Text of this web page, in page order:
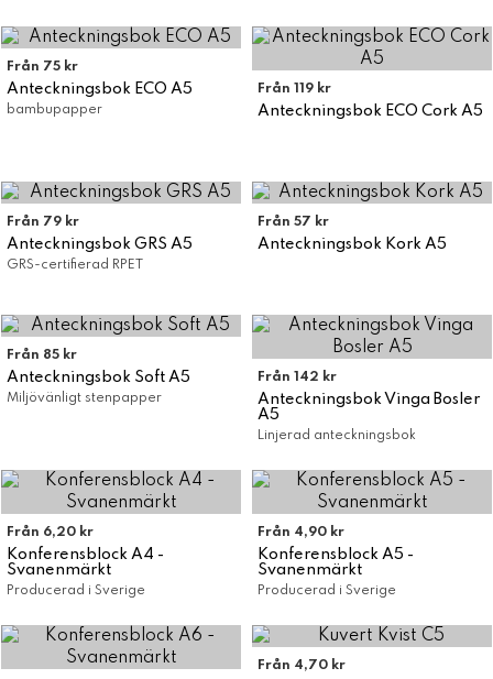
Från 75 kr
Anteckningsbok ECO A5
bambupapper
Från 119 kr
Anteckningsbok ECO Cork A5
Från 79 kr
Anteckningsbok GRS A5
GRS-certifierad RPET
Från 57 kr
Anteckningsbok Kork A5
Från 85 kr
Anteckningsbok Soft A5
Miljövänligt stenpapper
Från 142 kr
Anteckningsbok Vinga Bosler
A5
Linjerad anteckningsbok
Från 6,20 kr
Konferensblock A4 -
Svanenmärkt
Producerad i Sverige
Från 4,90 kr
Konferensblock A5 -
Svanenmärkt
Producerad i Sverige
Från 4,70 kr